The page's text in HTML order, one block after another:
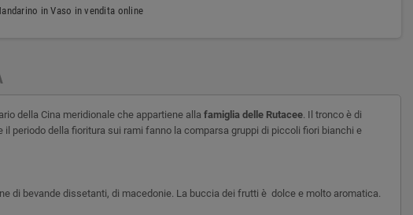
in Vaso in vendita online
della Cina meridionale che appartiene alla famiglia delle Rutacee . Il tronco è di
periodo della fioritura sui rami fanno la comparsa gruppi di piccoli fiori bianchi e
di bevande dissetanti, di macedonie. La buccia dei frutti è dolce e molto aromatica.